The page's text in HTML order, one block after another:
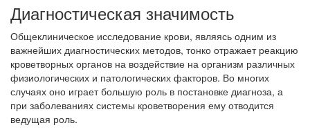
Диагностическая значимость
Общеклиническое исследование крови, являясь одним из
важнейших диагностических методов, тонко отражает реакцию
кроветворных органов на воздействие на организм различных
физиологических и патологических факторов. Во многих
случаях оно играет большую роль в постановке диагноза, а
при заболеваниях системы кроветворения ему отводится
ведущая роль.